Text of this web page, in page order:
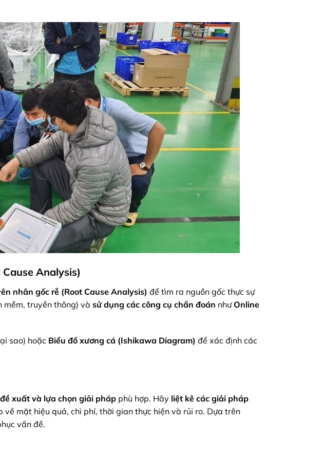
Analysis)
nhân gốc rễ (Root Cause Analysis) để tìm ra nguồn gốc thực sự
mềm, truyền thông) và sử dụng các công cụ chẩn đoán nhưOnline
sao) hoặc Biểu đồ xương cá (Ishikawa Diagram) để xác định các
đề xuất và lựa chọn giải pháp phù hợp. Hãy liệt kê các giải pháp
mặt hiệu quả, chi phí, thời gian thực hiện và rủi ro. Dựa trên
vấn đề.